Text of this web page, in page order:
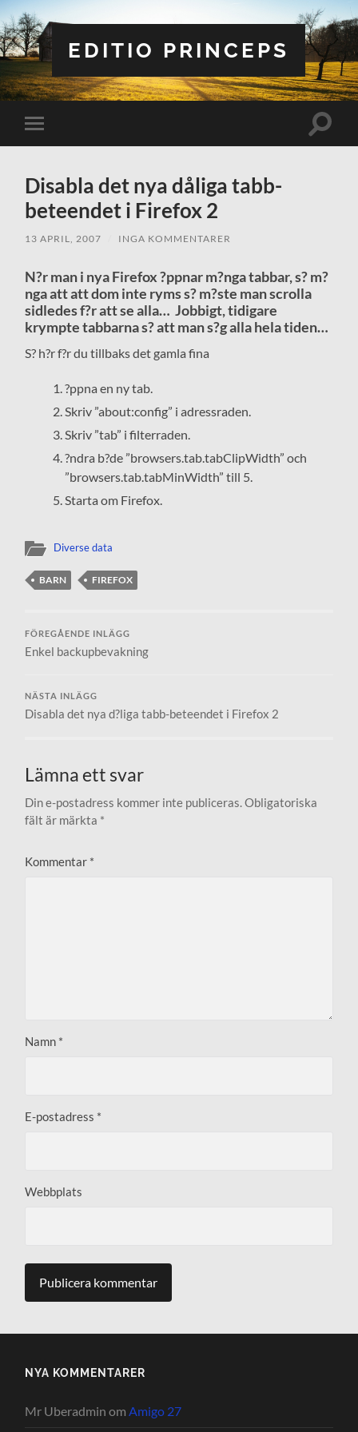
EDITIO PRINCEPS
Slå
på/av
Slå
Disabla det nya dåliga tabb-
beteendet i Firefox 2
13 APRIL, 2007 INGA KOMMENTARER
N?r man i nya Firefox ?ppnar m?nga tabbar, s? m?
nga att att dom inte ryms s? m?ste man scrolla
sidledes f?r att se alla… Jobbigt, tidigare
krympte tabbarna s? att man s?g alla hela tiden…
S? h?r f?r du tillbaks det gamla fina
?ppna en ny tab.
Skriv ”about:config” i adressraden.
Skriv ”tab” i filterraden.
?ndra b?de ”browsers.tab.tabClipWidth” och
”browsers.tab.tabMinWidth” till 5.
Starta om Firefox.
Diverse data
BARN FIREFOX
FÖREGÅENDE INLÄGG
Enkel backupbevakning
NÄSTA INLÄGG
Disabla det nya d?liga tabb-beteendet i Firefox 2
Lämna ett svar
Din e-postadress kommer inte publiceras. Obligatoriska
fält är märkta *
Kommentar *
Namn *
E-postadress *
Webbplats
NYA KOMMENTARER
Mr Uberadmin omAmigo 27